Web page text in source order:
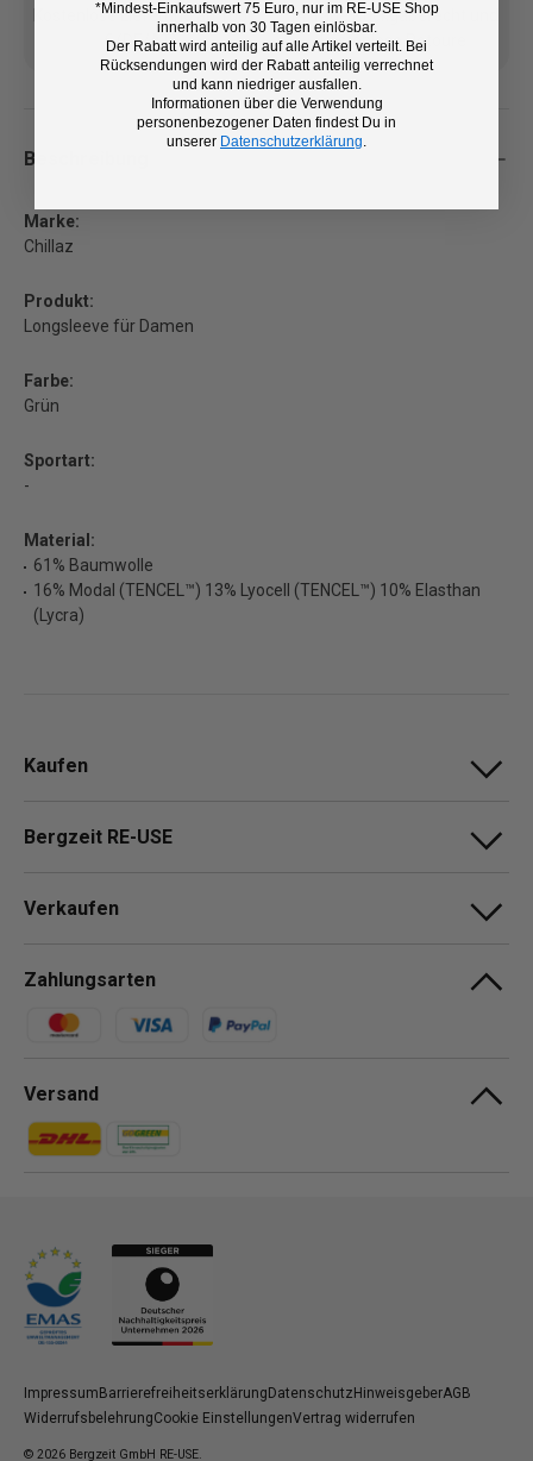
Kostenlose Lieferung ab 100
€ (DE/AT)
14 Tage Rückgaberecht und
kostenlose Retoure
Beschreibung
Marke:
Chillaz
Produkt:
Longsleeve für Damen
Farbe:
Grün
Sportart:
-
Material:
61% Baumwolle
16% Modal (TENCEL™) 13% Lyocell (TENCEL™) 10% Elasthan
(Lycra)
Kaufen
Bergzeit RE-USE
Verkaufen
Zahlungsarten
Zahlungsmethoden
Versand
Zahlungsmethoden
Zahlungsmethoden
ImpressumBarrierefreiheitserklärungDatenschutzHinweisgeberAGB
WiderrufsbelehrungCookie EinstellungenVertrag widerrufen
© 2026 Bergzeit GmbH RE-USE.
*Mindest-Einkaufswert 75 Euro, nur im RE-USE Shop
innerhalb von 30 Tagen einlösbar.
Der Rabatt wird anteilig auf alle Artikel verteilt. Bei
Rücksendungen wird der Rabatt anteilig verrechnet
und kann niedriger ausfallen.
Informationen über die Verwendung
personenbezogener Daten findest Du in
unserer Datenschutzerklärung.